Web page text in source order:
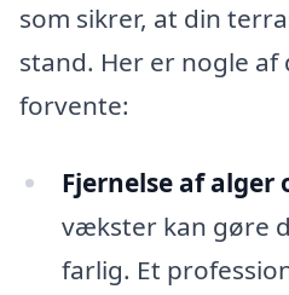
som sikrer, at din
stand. Her er nogle af
forvente:
Fjernelse af alger
vækster kan gøre
farlig. Et